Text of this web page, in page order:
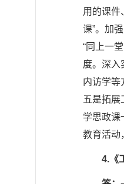
用的课件
课”。加
“同上一
度。深入
内访学等
五是拓展
学思政课
教育活动
4.